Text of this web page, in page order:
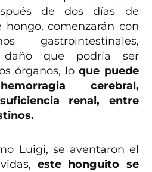
de dos días de
comenzarán con
gastrointestinales,
que podría ser
órganos, loque puede
cerebral,
renal, entre
Luigi, se aventaron el
este honguito se